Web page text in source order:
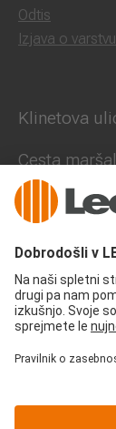
Odtis
Izjava o
Klinetova
Cesta
+386 41